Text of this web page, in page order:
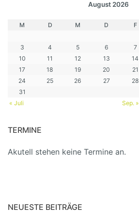
August 2026
M D M D F
3
4 5 6 7
10
11 12 13 14
17
18 19 20 21
24
25 26 27 28
31
« Juli
Sep. »
TERMINE
Akutell stehen keine Termine an.
NEUESTE BEITRÄGE